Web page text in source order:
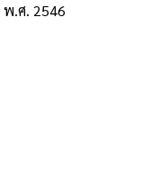
พ.ศ. 2546